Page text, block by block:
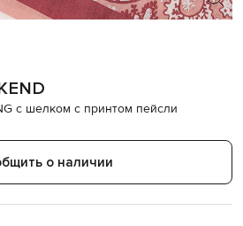
с шелком с принтом пейсли
о наличии